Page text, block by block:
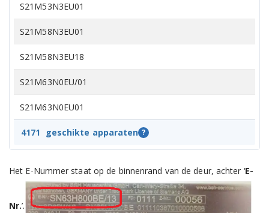
S21M53N3EU01
S21M58N3EU01
S21M58N3EU18
S21M63N0EU/01
S21M63N0EU01
S21M63N0EU14
S21M65N1EU/14
S21M65N1EU01
4171 geschikte apparaten ?
Het E-Nummer staat op de binnenrand van de deur, achter ‘E-
Nr.’.